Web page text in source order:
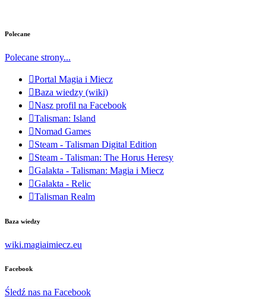
Polecane
Polecane strony...
Portal Magia i Miecz
Baza wiedzy (wiki)
Nasz profil na Facebook
Talisman: Island
Nomad Games
Steam - Talisman Digital Edition
Steam - Talisman: The Horus Heresy
Galakta - Talisman: Magia i Miecz
Galakta - Relic
Talisman Realm
Baza wiedzy
wiki.magiaimiecz.eu
Facebook
Śledź nas na Facebook